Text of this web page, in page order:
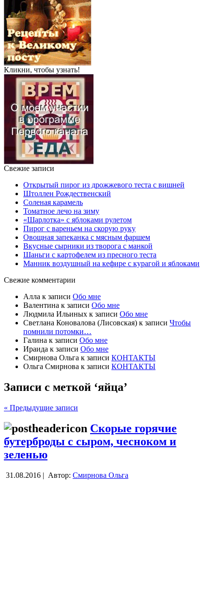
Кликни, чтобы узнать!
Свежие записи
Открытый пирог из дрожжевого теста с вишней
Штоллен Рождественский
Соленая карамель
Томатное лечо на зиму
«Шарлотка» с яблоками рулетом
Пирог с вареньем на скорую руку
Овощная запеканка с мясным фаршем
Вкусные сырники из творога с манкой
Шаньги с картофелем из пресного теста
Манник воздушный на кефире с курагой и яблоками
Свежие комментарии
Алла к записи Обо мне
Валентина к записи Обо мне
Людмила Ильиных к записи Обо мне
Светлана Коновалова (Лисовская) к записи Чтобы
помнили потомки…
Галина к записи Обо мне
Ираида к записи Обо мне
Смирнова Ольга к записи КОНТАКТЫ
Ольга Смирнова к записи КОНТАКТЫ
Записи с меткой ‘яйца’
« Предыдущие записи
Скорые горячие
бутерброды с сыром, чесноком и
зеленью
31.08.2016 | Автор: Смирнова Ольга